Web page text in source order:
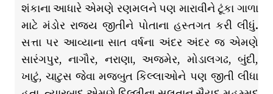
શંકાના આધારે એમણે રણમલને પણ મારાવીને ટૂંકા ગાળા
માટે મંડોર રાજ્ય જીતીને પોતાના હસ્તગત કરી લીધું.
સત્તા પર આવ્યાના સાત વર્ષના અંદર અંદર જ એમણે
સારંગપુર, નાગૌર, નરાણા, અજમેર, મોડાલગઢ, બુંદી,
ખાટું, ચાટુસ જેવા મજબુત કિલ્લાઓને પણ જીતી લીધા